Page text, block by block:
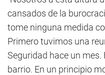
cansados de la
tome ninguna medida
Primero tuvimos una
Seguridad hace un mes.
barrio. En un principio